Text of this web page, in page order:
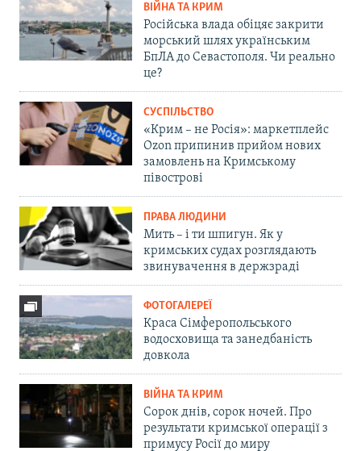
ВІЙНА ТА КРИМ
Російська влада обіцяє закрити
морський шлях українським
БпЛА до Севастополя. Чи реально
це?
СУСПІЛЬСТВО
«Крим – не Росія»: маркетплейс
Ozon припинив прийом нових
замовлень на Кримському
півострові
ПРАВА ЛЮДИНИ
Мить – і ти шпигун. Як у
кримських судах розглядають
звинувачення в держзраді
ФОТОГАЛЕРЕЇ
Краса Сімферопольського
водосховища та занедбаність
довкола
ВІЙНА ТА КРИМ
Сорок днів, сорок ночей. Про
результати кримської операції з
примусу Росії до миру